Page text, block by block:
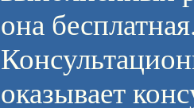
она
оказывает